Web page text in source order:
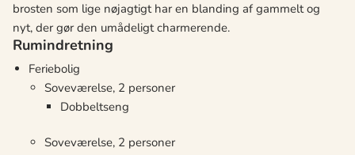
brosten som lige nøjagtigt har en blanding af gammelt og
nyt, der gør den umådeligt charmerende.
Rumindretning
Feriebolig
Soveværelse, 2 personer
Dobbeltseng
Soveværelse, 2 personer